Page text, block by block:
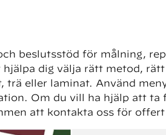
beslutsstöd för målning,
dig välja rätt metod,
trä eller laminat. Använd
Om du vill ha hjälp att
att kontakta oss för